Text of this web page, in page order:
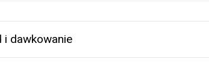
i dawkowanie